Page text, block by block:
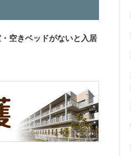
空きベッドがないと入居